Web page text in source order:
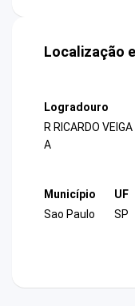
Localização
Logradouro
R RICARDO
A
Município
Sao Paulo
UF
SP